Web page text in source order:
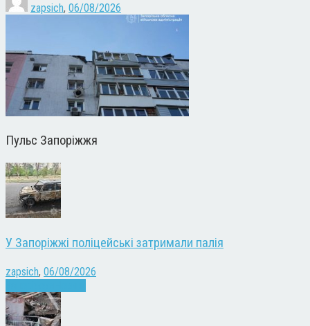
zapsich, 06/08/2026
Пульс Запоріжжя
У Запоріжжі поліцейські затримали палія
zapsich, 06/08/2026